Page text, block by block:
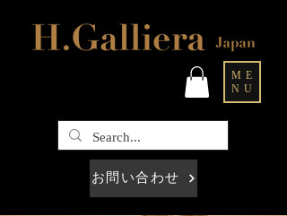
ME
NU
お問い合わせ